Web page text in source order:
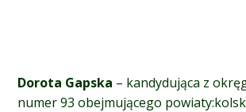
Dorota Gapska – kandydująca z
numer 93 obejmującego p